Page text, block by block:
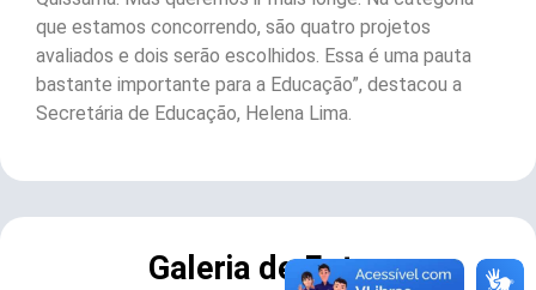
que estamos concorrendo, são quatro projetos
avaliados e dois serão escolhidos. Essa é uma pauta
bastante importante para a Educação”, destacou a
Secretária de Educação, Helena Lima.
Galeria de Fotos